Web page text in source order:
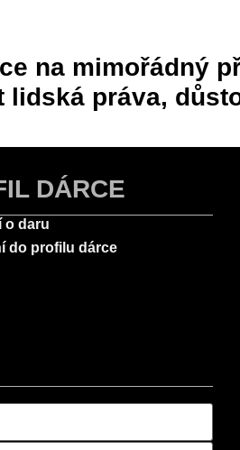
na mimořádný
lidská práva,
DÁRCE
o daru
do profilu dárce